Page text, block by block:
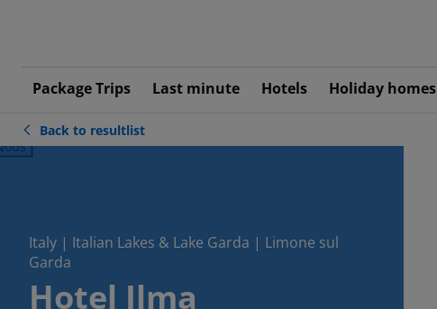
Package Trips Last minute Hotels Holiday homes
Back to resultlist
Italy | Italian Lakes & Lake Garda | Limone sul
Garda
Hotel Ilma